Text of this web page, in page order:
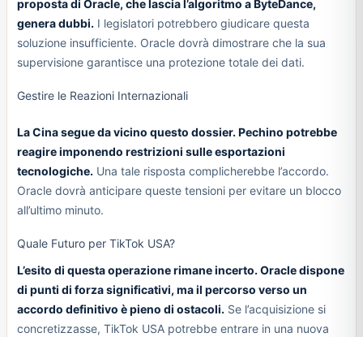
proposta di Oracle, che lascia l’algoritmo a ByteDance,
genera dubbi. I legislatori potrebbero giudicare questa
soluzione insufficiente. Oracle dovrà dimostrare che la sua
supervisione garantisce una protezione totale dei dati.
Gestire le Reazioni Internazionali
La Cina segue da vicino questo dossier. Pechino potrebbe
reagire imponendo restrizioni sulle esportazioni
tecnologiche. Una tale risposta complicherebbe l’accordo.
Oracle dovrà anticipare queste tensioni per evitare un blocco
all’ultimo minuto.
Quale Futuro per TikTok USA?
L’esito di questa operazione rimane incerto. Oracle dispone
di punti di forza significativi, ma il percorso verso un
accordo definitivo è pieno di ostacoli. Se l’acquisizione si
concretizzasse, TikTok USA potrebbe entrare in una nuova